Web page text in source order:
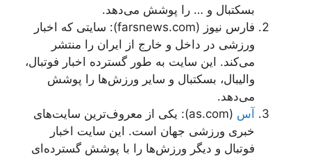
بسکتبال و … را پوشش می‌دهد.
فارس نیوز (farsnews.com): سایتی که اخبار
ورزشی در داخل و خارج از ایران را منتشر
می‌کند. این سایت به طور گسترده اخبار فوتبال،
والیبال، بسکتبال و سایر ورزش‌ها را پوشش
می‌دهد.
آس
(as.com): یکی از معروف‌ترین سایت‌های
خبری ورزشی جهان است. این سایت اخبار
فوتبال و دیگر ورزش‌ها را با پوشش گسترده‌ای